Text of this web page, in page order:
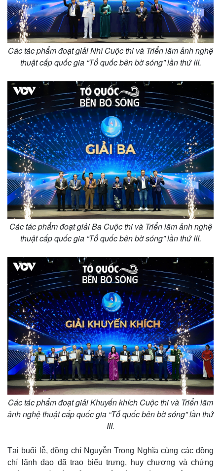
Tin nóng
Tư vấn luật
Việt Nam
Phân tích
Các tác phẩm đoạt giải Nhì Cuộc thi và Triển lãm ảnh nghệ
thuật cấp quốc gia “Tổ quốc bên bờ sóng” lần thứ III.
Các tác phẩm đoạt giải Ba Cuộc thi và Triển lãm ảnh nghệ
thuật cấp quốc gia “Tổ quốc bên bờ sóng” lần thứ III.
Các tác phẩm đoạt giải Khuyến khích Cuộc thi và Triển lãm
ảnh nghệ thuật cấp quốc gia “Tổ quốc bên bờ sóng” lần thứ
III.
Tại buổi lễ, đồng chí Nguyễn Trọng Nghĩa cùng các đồng
chí lãnh đạo đã trao biểu trưng, huy chương và chứng